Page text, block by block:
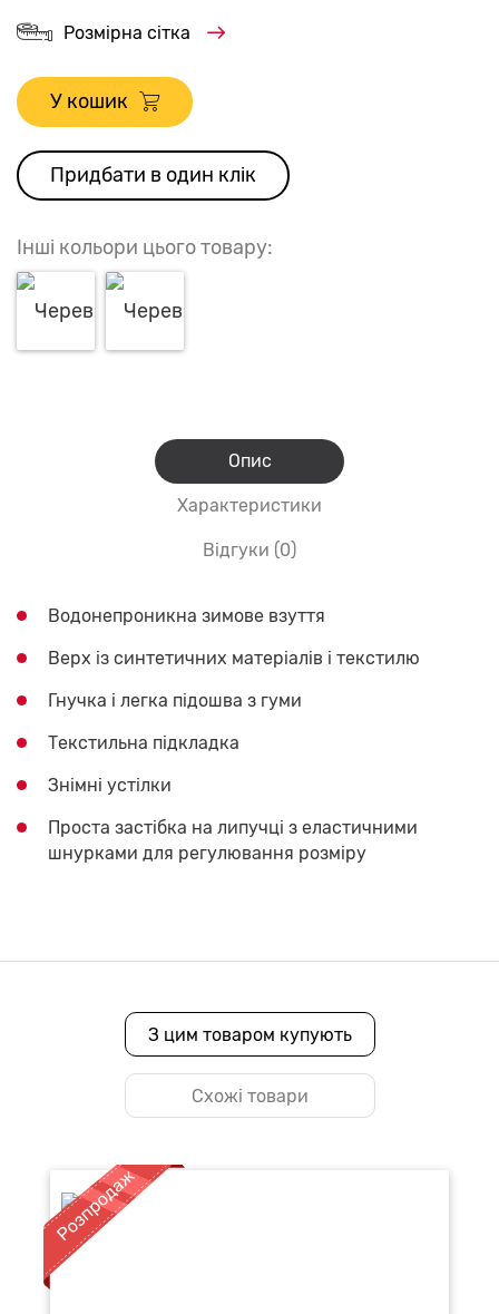
Розмірна сітка
У кошик
Придбати в один клік
Інші кольори цього товару:
Опис
Характеристики
Відгуки (0)
Водонепроникна зимове взуття
Верх із синтетичних матеріалів і текстилю
Гнучка і легка підошва з гуми
Текстильна підкладка
Знімні устілки
Проста застібка на липучці з еластичними
шнурками для регулювання розміру
З цим товаром купують
Схожі товари